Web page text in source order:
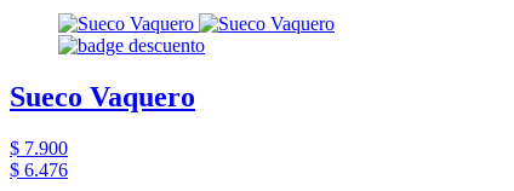
Sueco Vaquero
$ 7.900
$ 6.476